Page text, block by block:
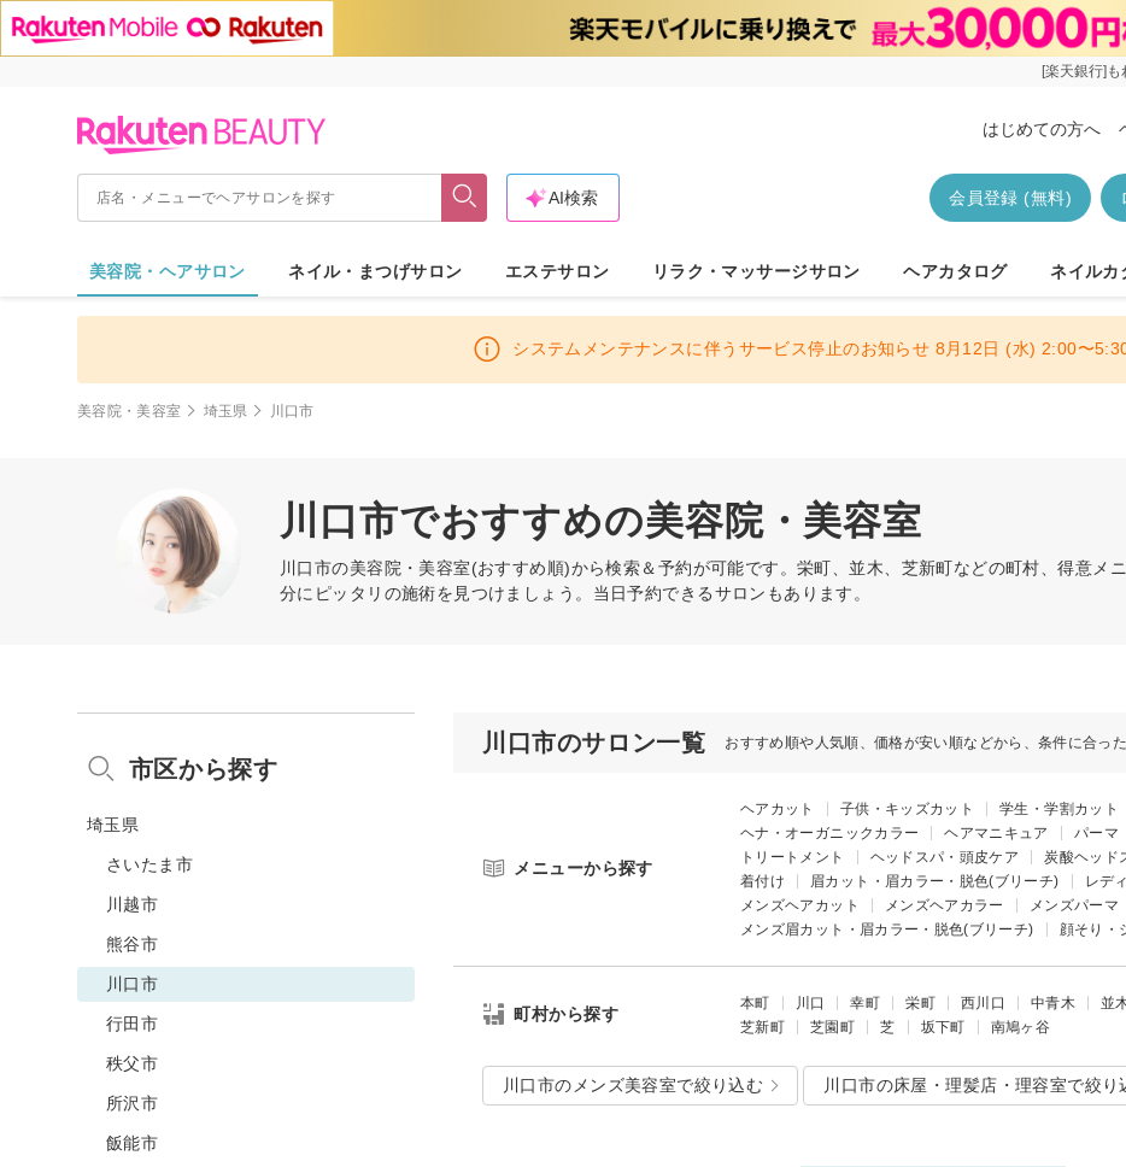
[楽天銀行]も
はじめての方へ
会員登録 (無料)
AI検索
美容院・ヘアサロン ネイル・まつげサロン エステサロン リラク・マッサージサロン ヘアカタログ ネイルカ
システムメンテナンスに伴うサービス停止のお知らせ 8月12日 (水) 2:00〜
美容院・美容室 埼玉県 川口市
川口市でおすすめの美容院・美容室
川口市の美容院・美容室(おすすめ順)から検索＆予約が可能です。栄町、並木、芝新町などの町村、得意メ
分にピッタリの施術を見つけましょう。当日予約できるサロンもあります。
川口市のサロン一覧 おすすめ順や人気順、価格が安い順などから、条件に合っ
メニューから探す
ヘアカット 子供・キッズカット 学生・学割カット
ヘナ・オーガニックカラー
ヘアマニキュア パーマ
トリートメント
ヘッドスパ・頭皮ケア 炭酸ヘッド
着付け
眉カット・眉カラー・脱色(ブリーチ) レデ
メンズヘアカット
メンズヘアカラー メンズパーマ
メンズ眉カット・眉カラー・脱色(ブリーチ)
顔そり・
町村から探す
本町 川口 幸町 栄町 西川口 中青木 並
芝新町
芝園町 芝 坂下町 南鳩ヶ谷
川口市のメンズ美容室で絞り込む 川口市の床屋・理髪店・理容室で絞り
市区から探す
埼玉県
さいたま市
川越市
熊谷市
川口市
行田市
秩父市
所沢市
飯能市